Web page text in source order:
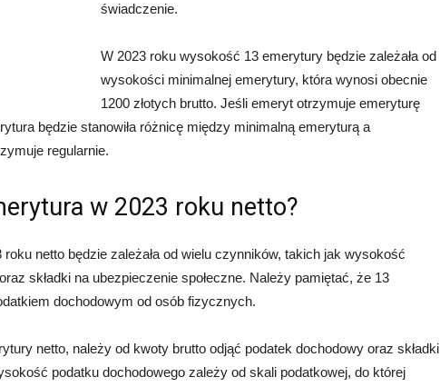
świadczenie.
W 2023 roku wysokość 13 emerytury będzie zależała od
wysokości minimalnej emerytury, która wynosi obecnie
1200 złotych brutto. Jeśli emeryt otrzymuje emeryturę
będzie stanowiła różnicę między minimalną emeryturą a
regularnie.
w 2023 roku netto?
netto będzie zależała od wielu czynników, takich jak wysokość
składki na ubezpieczenie społeczne. Należy pamiętać, że 13
dochodowym od osób fizycznych.
netto, należy od kwoty brutto odjąć podatek dochodowy oraz składki
podatku dochodowego zależy od skali podatkowej, do której